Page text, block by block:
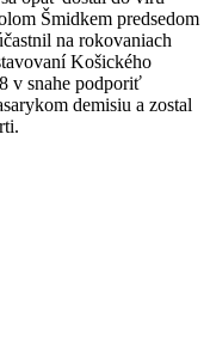
Šmidkem predsedom
na rokovaniach
Košického
v snahe podporiť
demisiu a zostal